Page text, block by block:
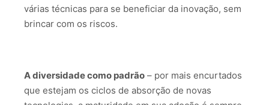
várias técnicas para se beneficiar da inovação, sem
brincar com os riscos.
A diversidade como padrão – por mais encurtados
que estejam os ciclos de absorção de novas